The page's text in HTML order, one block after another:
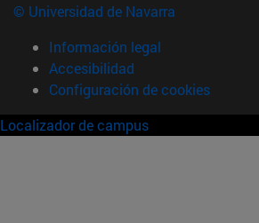
© Universidad de Navarra
Información legal
Accesibilidad
Configuración de cookies
Localizador de campus